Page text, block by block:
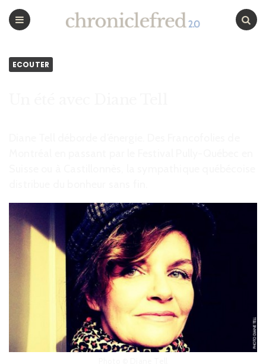
CHRONICLEFRED
ECOUTER